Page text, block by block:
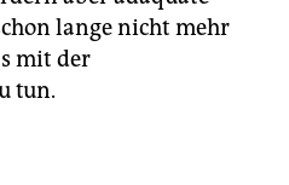
lange nicht mehr
mit der
tun.